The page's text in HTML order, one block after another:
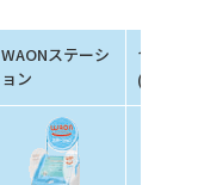
WAONステーシ
ョン
イオン
(